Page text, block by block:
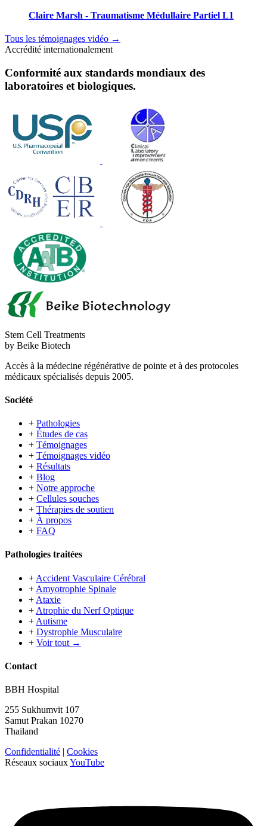
Claire Marsh - Traumatisme Médullaire Partiel L1
Tous les témoignages vidéo →
Accrédité internationalement
Conformité aux standards mondiaux des
laboratoires et biologiques.
Stem Cell Treatments
by Beike Biotech
Accès à la médecine régénérative de pointe et à des protocoles
médicaux spécialisés depuis 2005.
Société
+ Pathologies
+ Études de cas
+ Témoignages
+ Témoignages vidéo
+ Résultats
+ Blog
+ Notre approche
+ Cellules souches
+ Thérapies de soutien
+ À propos
+ FAQ
Pathologies traitées
+ Accident Vasculaire Cérébral
+ Amyotrophie Spinale
+ Ataxie
+ Atrophie du Nerf Optique
+ Autisme
+ Dystrophie Musculaire
+ Voir tout →
Contact
BBH Hospital
255 Sukhumvit 107
Samut Prakan 10270
Thailand
Confidentialité | Cookies
Réseaux sociauxYouTube